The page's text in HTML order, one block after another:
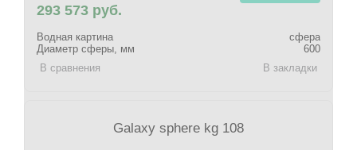
293 573 руб.
Водная картина
сфера
Диаметр сферы, мм
600
В сравнения
В закладки
Galaxy sphere kg 108